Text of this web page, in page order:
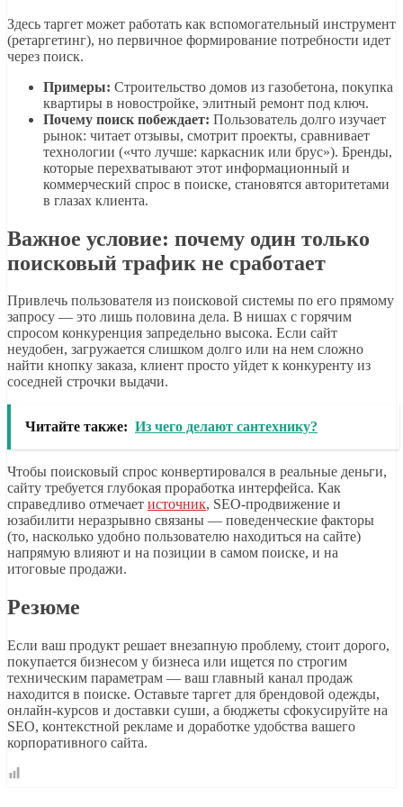
Здесь таргет может работать как вспомогательный инструмент
(ретаргетинг), но первичное формирование потребности идет
через поиск.
Примеры: Строительство домов из газобетона, покупка
квартиры в новостройке, элитный ремонт под ключ.
Почему поиск побеждает: Пользователь долго изучает
рынок: читает отзывы, смотрит проекты, сравнивает
технологии («что лучше: каркасник или брус»). Бренды,
которые перехватывают этот информационный и
коммерческий спрос в поиске, становятся авторитетами
в глазах клиента.
Важное условие: почему один только
поисковый трафик не сработает
Привлечь пользователя из поисковой системы по его прямому
запросу — это лишь половина дела. В нишах с горячим
спросом конкуренция запредельно высока. Если сайт
неудобен, загружается слишком долго или на нем сложно
найти кнопку заказа, клиент просто уйдет к конкуренту из
соседней строчки выдачи.
Читайте также: Из чего делают сантехнику?
Чтобы поисковый спрос конвертировался в реальные деньги,
сайту требуется глубокая проработка интерфейса. Как
справедливо отмечает источник, SEO-продвижение и
юзабилити неразрывно связаны — поведенческие факторы
(то, насколько удобно пользователю находиться на сайте)
напрямую влияют и на позиции в самом поиске, и на
итоговые продажи.
Резюме
Если ваш продукт решает внезапную проблему, стоит дорого,
покупается бизнесом у бизнеса или ищется по строгим
техническим параметрам — ваш главный канал продаж
находится в поиске. Оставьте таргет для брендовой одежды,
онлайн-курсов и доставки суши, а бюджеты сфокусируйте на
SEO, контекстной рекламе и доработке удобства вашего
корпоративного сайта.